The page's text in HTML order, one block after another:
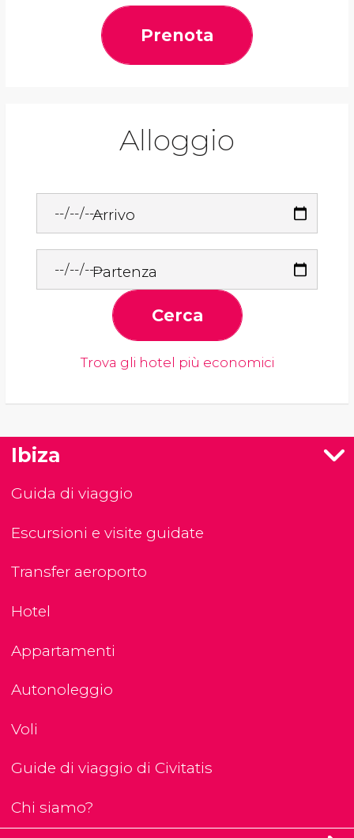
Prenota
Alloggio
Arrivo
Partenza
Cerca
Trova gli hotel più economici
Ibiza
Guida di viaggio
Escursioni e visite guidate
Transfer aeroporto
Hotel
Appartamenti
Autonoleggio
Voli
Guide di viaggio di Civitatis
Chi siamo?